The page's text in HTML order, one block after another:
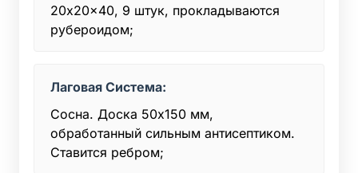
20x20x40, 9 штук, прокладываются
рубероидом;
Лаговая Система:
Сосна. Доска 50x150 мм,
обработанный сильным антисептиком.
Ставится ребром;